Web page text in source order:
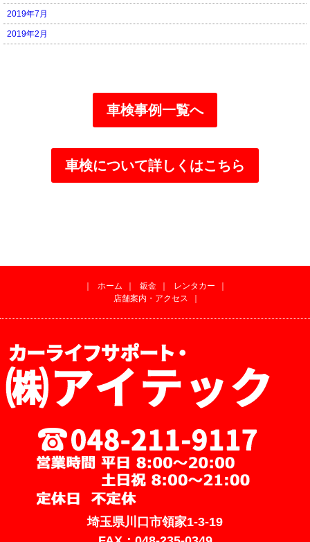
2019年7月
2019年2月
車検事例一覧へ
車検について詳しくはこちら
ホーム 鈑金 レンタカー
店舗案内・アクセス
埼玉県川口市領家1-3-19